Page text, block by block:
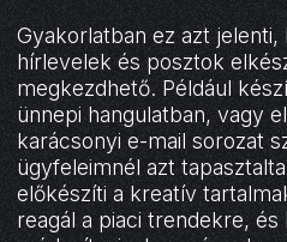
Gyakorlatban ez azt
hírlevelek és posztok
megkezdhető. Például
ünnepi hangulatban, vagy
karácsonyi e-mail sorozat
ügyfeleimnél azt
előkészíti a kreatív
reagál a piaci trendekre,